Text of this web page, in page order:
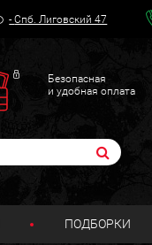
-Спб. Лиговский 47
Безопасная
и удобная оплата
ПОДБОРКИ